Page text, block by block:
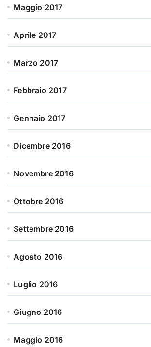
Maggio 2017
Aprile 2017
Marzo 2017
Febbraio 2017
Gennaio 2017
Dicembre 2016
Novembre 2016
Ottobre 2016
Settembre 2016
Agosto 2016
Luglio 2016
Giugno 2016
Maggio 2016